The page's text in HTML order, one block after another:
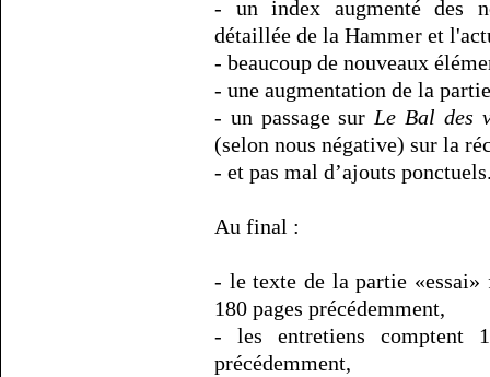
- un index augmenté des
détaillée de la Hammer et
- beaucoup de nouveaux
- une augmentation de la
- un passage sur Le Bal des
(selon nous négative) sur la
- et pas mal d’ajouts
Au final :
- le texte de la partie «essai»
180 pages précédemment,
- les entretiens comptent
précédemment,